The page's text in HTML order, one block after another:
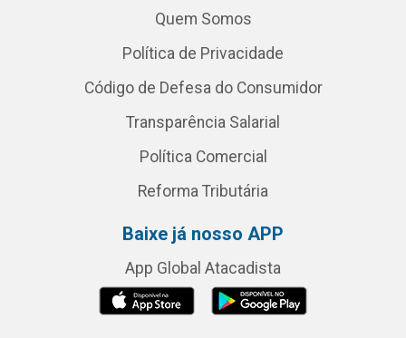
Quem Somos
Política de Privacidade
Código de Defesa do Consumidor
Transparência Salarial
Política Comercial
Reforma Tributária
Baixe já nosso APP
App Global Atacadista